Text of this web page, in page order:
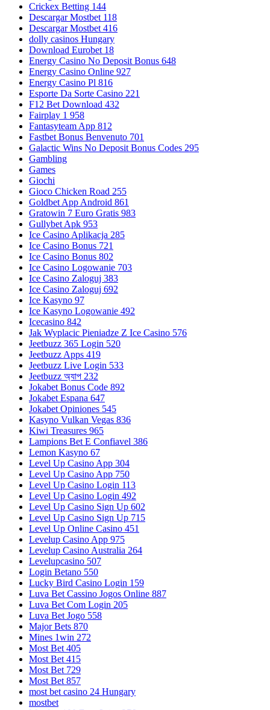
Crickex Betting 144
Descargar Mostbet 118
Descargar Mostbet 416
dolly casinos Hungary
Download Eurobet 18
Energy Casino No Deposit Bonus 648
Energy Casino Online 927
Energy Casino Pl 816
Esporte Da Sorte Casino 221
F12 Bet Download 432
Fairplay 1 958
Fantasyteam App 812
Fastbet Bonus Benvenuto 701
Galactic Wins No Deposit Bonus Codes 295
Gambling
Games
Giochi
Gioco Chicken Road 255
Goldbet App Android 861
Gratowin 7 Euro Gratis 983
Gullybet Apk 953
Ice Casino Aplikacja 285
Ice Casino Bonus 721
Ice Casino Bonus 802
Ice Casino Logowanie 703
Ice Casino Zaloguj 383
Ice Casino Zaloguj 692
Ice Kasyno 97
Ice Kasyno Logowanie 492
Icecasino 842
Jak Wyplacic Pieniadze Z Ice Casino 576
Jeetbuzz 365 Login 520
Jeetbuzz Apps 419
Jeetbuzz Live Login 533
Jeetbuzz অ্যাপ 232
Jokabet Bonus Code 892
Jokabet Espana 647
Jokabet Opiniones 545
Kasyno Vulkan Vegas 836
Kiwi Treasures 965
Lampions Bet E Confiavel 386
Lemon Kasyno 67
Level Up Casino App 304
Level Up Casino App 750
Level Up Casino Login 113
Level Up Casino Login 492
Level Up Casino Sign Up 602
Level Up Casino Sign Up 715
Level Up Online Casino 451
Levelup Casino App 975
Levelup Casino Australia 264
Levelupcasino 507
Login Betano 550
Lucky Bird Casino Login 159
Luva Bet Cassino Jogos Online 887
Luva Bet Com Login 205
Luva Bet Jogo 558
Major Bets 870
Mines 1win 272
Most Bet 405
Most Bet 415
Most Bet 729
Most Bet 857
most bet casino 24 Hungary
mostbet